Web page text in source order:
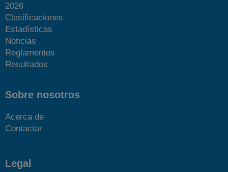
2026
Clasificaciones
Estadísticas
Noticias
Reglamentos
Resultados
Sobre nosotros
Acerca de
Contactar
Legal